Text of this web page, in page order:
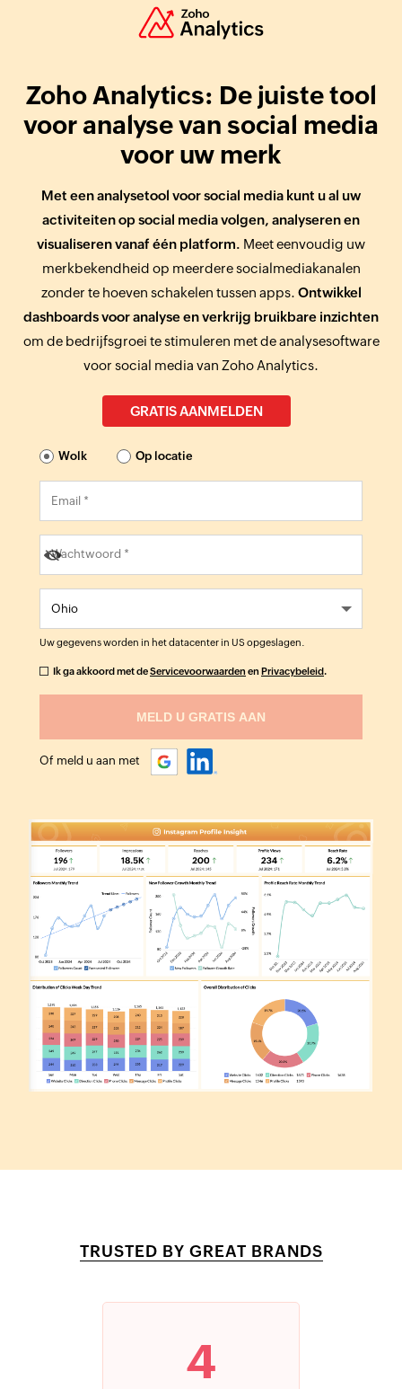
Zoho Analytics: De juiste tool
voor analyse van social media
voor uw merk
Met een analysetool voor social media kunt u al uw
activiteiten op social media volgen, analyseren en
visualiseren vanaf één platform. Meet eenvoudig uw
merkbekendheid op meerdere socialmediakanalen
zonder te hoeven schakelen tussen apps. Ontwikkel
dashboards voor analyse en verkrijg bruikbare inzichten
om de bedrijfsgroei te stimuleren met de analysesoftware
voor social media van Zoho Analytics.
GRATIS AANMELDEN
Wolk Op locatie
Uw gegevens worden in het datacenter in USopgeslagen.
Ik ga akkoord met deServicevoorwaarden en Privacybeleid.
Of meld u aan met
TRUSTED BY GREAT BRANDS
4